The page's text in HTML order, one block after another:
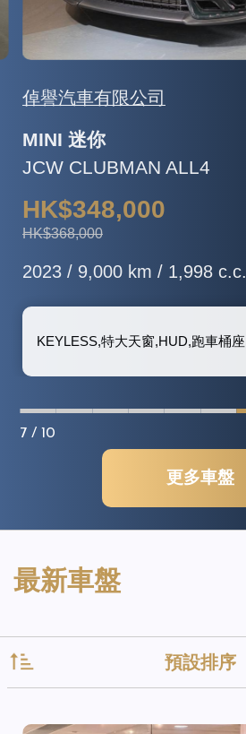
倬譽汽車有限公司
MINI 迷你
JCW CLUBMAN ALL4
HK$348,000
HK$368,000
2023 / 9,000 km / 1,998 c.c.
7 / 10
更多車盤
最新車盤
預設排序